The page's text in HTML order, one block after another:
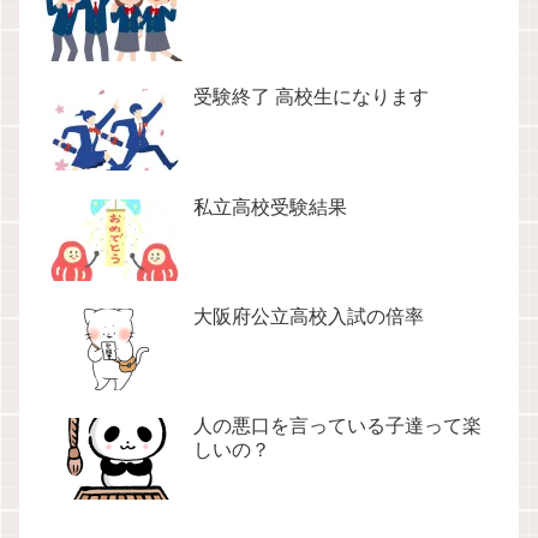
受験終了 高校生になります
私立高校受験結果
大阪府公立高校入試の倍率
人の悪口を言っている子達って楽
しいの？